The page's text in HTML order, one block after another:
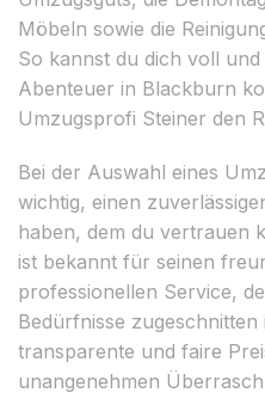
Möbeln sowie die
So kannst du dich voll
Abenteuer in Blackburn
Umzugsprofi Steiner den
Bei der Auswahl eines
wichtig, einen
haben, dem du vertrauen
ist bekannt für seinen
professionellen Service,
Bedürfnisse zugeschnitten
transparente und faire
unangenehmen